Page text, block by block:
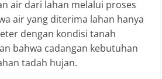
air dari lahan melalui proses
air yang diterima lahan hanya
dengan kondisi tanah
bahwa cadangan kebutuhan
tadah hujan.